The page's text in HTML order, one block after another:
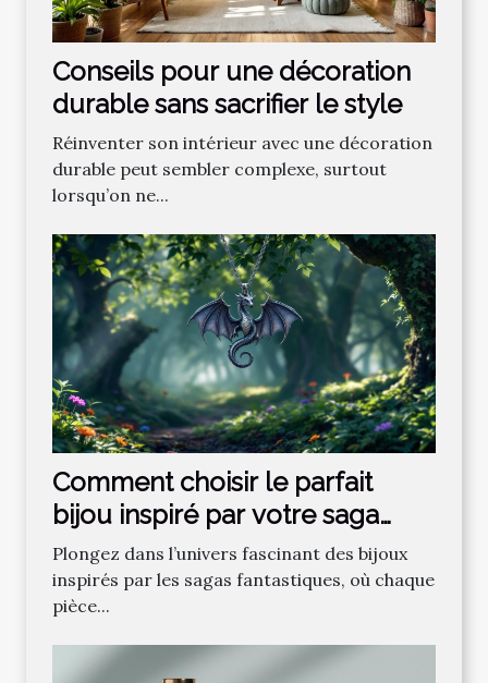
Conseils pour une décoration
durable sans sacrifier le style
Réinventer son intérieur avec une décoration
durable peut sembler complexe, surtout
lorsqu’on ne...
Comment choisir le parfait
bijou inspiré par votre saga
fantastique préférée ?
Plongez dans l’univers fascinant des bijoux
inspirés par les sagas fantastiques, où chaque
pièce...